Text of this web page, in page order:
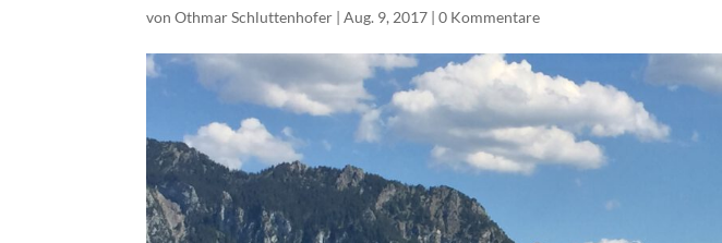
vonOthmar Schluttenhofer |Aug. 9, 2017 |0 Kommentare